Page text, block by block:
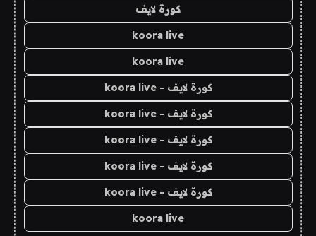
كورة لايف
koora live
koora live
كورة لايف - koora live
كورة لايف - koora live
كورة لايف - koora live
كورة لايف - koora live
كورة لايف - koora live
koora live